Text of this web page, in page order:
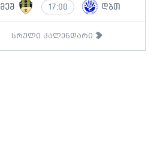
მეშ 17:00 დბთ
სრული კალენდარი